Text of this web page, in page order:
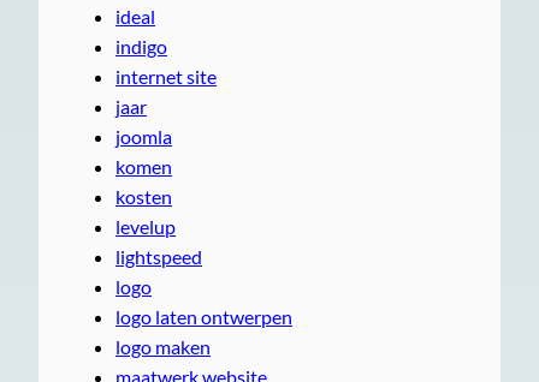
ideal
indigo
internet site
jaar
joomla
komen
kosten
levelup
lightspeed
logo
logo laten ontwerpen
logo maken
maatwerk website